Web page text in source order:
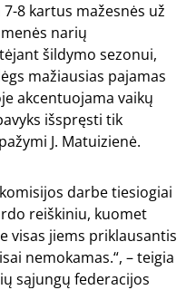
8 kartus mažesnės už
narių
šildymo sezonui,
mažiausias pajamas
akcentuojama vaikų
išspręsti tik
J. Matuizienė.
darbe tiesiogiai
reiškiniu, kuomet
visas jiems priklausantis
nemokamas.“, – teigia
sąjungų federacijos